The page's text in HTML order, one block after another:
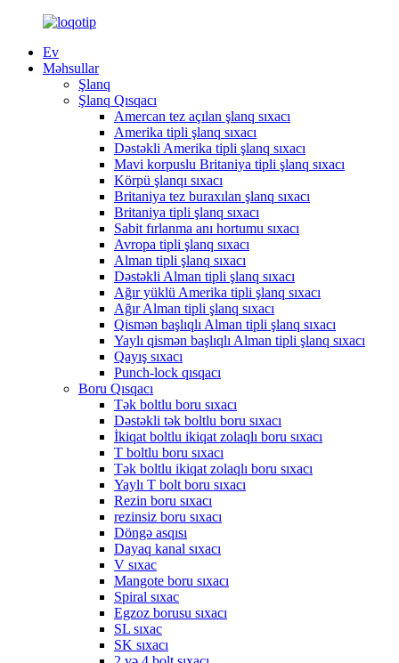
Ev
Məhsullar
Şlanq
Şlanq Qısqacı
Amercan tez açılan şlanq sıxacı
Amerika tipli şlanq sıxacı
Dəstəkli Amerika tipli şlanq sıxacı
Mavi korpuslu Britaniya tipli şlanq sıxacı
Körpü şlanqı sıxacı
Britaniya tez buraxılan şlanq sıxacı
Britaniya tipli şlanq sıxacı
Sabit fırlanma anı hortumu sıxacı
Avropa tipli şlanq sıxacı
Alman tipli şlanq sıxacı
Dəstəkli Alman tipli şlanq sıxacı
Ağır yüklü Amerika tipli şlanq sıxacı
Ağır Alman tipli şlanq sıxacı
Qismən başlıqlı Alman tipli şlanq sıxacı
Yaylı qismən başlıqlı Alman tipli şlanq sıxacı
Qayış sıxacı
Punch-lock qısqacı
Boru Qısqacı
Tək boltlu boru sıxacı
Dəstəkli tək boltlu boru sıxacı
İkiqat boltlu ikiqat zolaqlı boru sıxacı
T boltlu boru sıxacı
Tək boltlu ikiqat zolaqlı boru sıxacı
Yaylı T bolt boru sıxacı
Rezin boru sıxacı
rezinsiz boru sıxacı
Döngə asqısı
Dayaq kanal sıxacı
V sıxac
Mangote boru sıxacı
Spiral sıxac
Egzoz borusu sıxacı
SL sıxac
SK sıxacı